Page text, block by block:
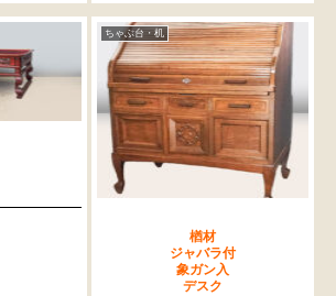
ちゃぶ台・机
楢材
ジャバラ付
象ガン入
デスク